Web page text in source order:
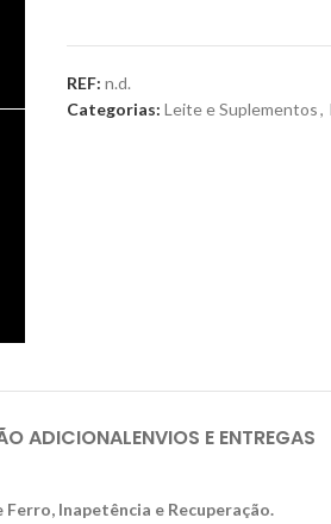
REF: n.d.
Categorias: Leite e Suplementos,
ADICIONALENVIOS E ENTREGAS
Inapetência e Recuperação.